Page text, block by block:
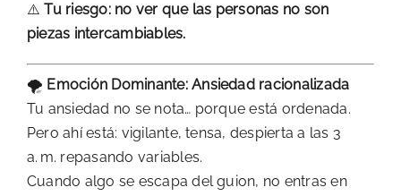
⚠️Tu riesgo: no ver que las personas no son
piezas intercambiables.
🌪️ Emoción Dominante: Ansiedad racionalizada
Tu ansiedad no se nota… porque está ordenada.
Pero ahí está: vigilante, tensa, despierta a las 3
a. m. repasando variables.
Cuando algo se escapa del guion, no entras en